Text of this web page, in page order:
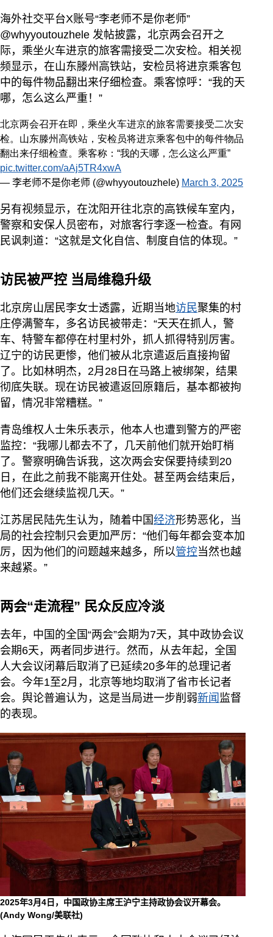
海外社交平台X账号“李老师不是你老师”
@whyyoutouzhele 发帖披露，北京两会召开之
际，乘坐火车进京的旅客需接受二次安检。相关视
频显示，在山东滕州高铁站，安检员将进京乘客包
中的每件物品翻出来仔细检查。乘客惊呼：“我的天
哪，怎么这么严重！”
北京两会召开在即，乘坐火车进京的旅客需要接受二次安
检。山东滕州高铁站，安检员将进京乘客包中的每件物品
翻出来仔细检查。乘客称：“我的天哪，怎么这么严重”
pic.twitter.com/aAj5TR4xwA
— 李老师不是你老师 (@whyyoutouzhele) March 3, 2025
另有视频显示，在沈阳开往北京的高铁候车室内，
警察和安保人员密布，对旅客行李逐一检查。有网
民讽刺道：“这就是文化自信、制度自信的体现。”
访民被严控 当局维稳升级
北京房山居民李女士透露，近期当地访民聚集的村
庄停满警车，多名访民被带走：“天天在抓人，警
车、特警车都停在村里村外，抓人抓得特别厉害。
辽宁的访民更惨，他们被从北京遣返后直接拘留
了。比如林明杰，2月28日在马路上被绑架，结果
彻底失联。现在访民被遣返回原籍后，基本都被拘
留，情况非常糟糕。”
青岛维权人士朱乐表示，他本人也遭到警方的严密
监控：“我哪儿都去不了，几天前他们就开始盯梢
了。警察明确告诉我，这次两会安保要持续到20
日，在此之前我不能离开住处。甚至两会结束后，
他们还会继续监视几天。”
江苏居民陆先生认为，随着中国经济形势恶化，当
局的社会控制只会更加严厉：“他们每年都会变本加
厉，因为他们的问题越来越多，所以管控当然也越
来越紧。”
两会“走流程” 民众反应冷淡
去年，中国的全国“两会”会期为7天，其中政协会议
会期6天，两者同步进行。然而，从去年起，全国
人大会议闭幕后取消了已延续20多年的总理记者
会。今年1至2月，北京等地均取消了省市长记者
会。舆论普遍认为，这是当局进一步削弱新闻 监督
的表现。
2025年3月4日，中国政协主席王沪宁主持政协会议开幕会。
(Andy Wong/美联社)